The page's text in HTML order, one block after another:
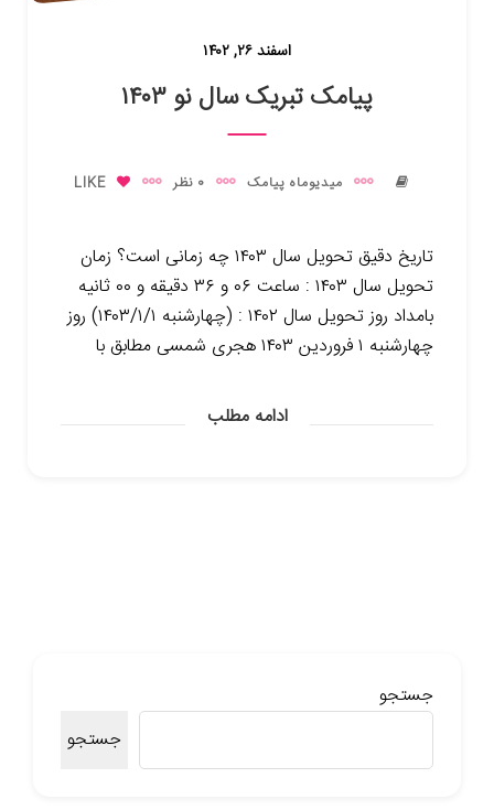
اسفند ۲۶, ۱۴۰۲
پیامک تبریک سال نو ۱۴۰۳
میدیوماه پیامک 0 نظر LIKE
تاریخ دقیق تحویل سال ۱۴۰۳ چه زمانی است؟ زمان
تحویل سال ۱۴۰۳ : ساعت ۰۶ و ۳۶ دقیقه و ۰۰ ثانیه
بامداد روز تحویل سال ۱۴۰۲ : (چهارشنبه ۱۴۰۳/۱/۱) روز
چهارشنبه ۱ فروردین ۱۴۰۳ هجری شمسی مطابق با
ادامه مطلب
جستجو
جستجو